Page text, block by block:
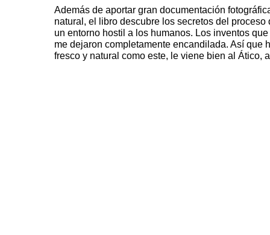
Además de aportar gran documentación
natural, el libro descubre los secretos del
un entorno hostil a los humanos. Los inventos
me dejaron completamente encandilada. Así que
fresco y natural como este, le viene bien al Ático,